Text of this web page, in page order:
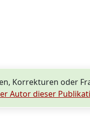
Korrekturen oder
Autor dieser